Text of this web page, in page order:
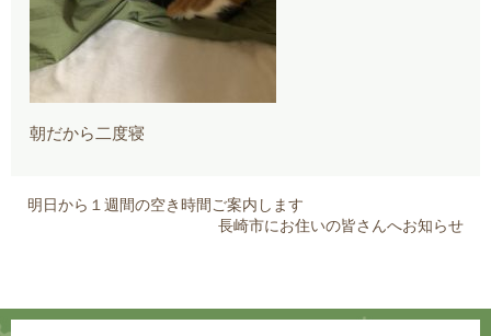
朝だから二度寝
明日から１週間の空き時間ご案内します
長崎市にお住いの皆さんへお知らせ